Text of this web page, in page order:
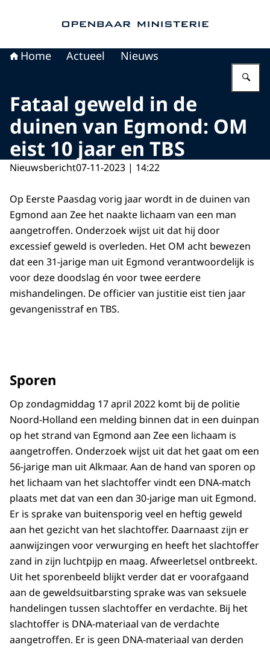
Home Actueel Nieuws
Fataal geweld in de
duinen van Egmond: OM
eist 10 jaar en TBS
Nieuwsbericht07-11-2023 | 14:22
Op Eerste Paasdag vorig jaar wordt in de duinen van
Egmond aan Zee het naakte lichaam van een man
aangetroffen. Onderzoek wijst uit dat hij door
excessief geweld is overleden. Het OM acht bewezen
dat een 31-jarige man uit Egmond verantwoordelijk is
voor deze doodslag én voor twee eerdere
mishandelingen. De officier van justitie eist tien jaar
gevangenisstraf en TBS.
Sporen
Op zondagmiddag 17 april 2022 komt bij de politie
Noord-Holland een melding binnen dat in een duinpan
op het strand van Egmond aan Zee een lichaam is
aangetroffen. Onderzoek wijst uit dat het gaat om een
56-jarige man uit Alkmaar. Aan de hand van sporen op
het lichaam van het slachtoffer vindt een DNA-match
plaats met dat van een dan 30-jarige man uit Egmond.
Er is sprake van buitensporig veel en heftig geweld
aan het gezicht van het slachtoffer. Daarnaast zijn er
aanwijzingen voor verwurging en heeft het slachtoffer
zand in zijn luchtpijp en maag. Afweerletsel ontbreekt.
Uit het sporenbeeld blijkt verder dat er voorafgaand
aan de geweldsuitbarsting sprake was van seksuele
handelingen tussen slachtoffer en verdachte. Bij het
slachtoffer is DNA-materiaal van de verdachte
aangetroffen. Er is geen DNA-materiaal van derden